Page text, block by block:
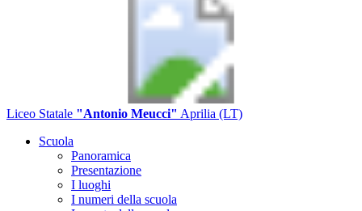
Liceo Statale "Antonio Meucci" Aprilia (LT)
Scuola
Panoramica
Presentazione
I luoghi
I numeri della scuola